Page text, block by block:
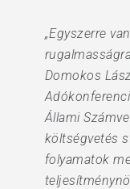
„Egyszerre
Domokos
Állami
költségvetés
folyamatok